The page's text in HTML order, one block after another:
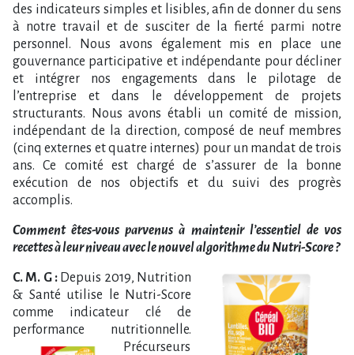
des indicateurs simples et lisibles, afin de donner du sens
à notre travail et de susciter de la fierté parmi notre
personnel. Nous avons également mis en place une
gouvernance participative et indépendante pour décliner
et intégrer nos engagements dans le pilotage de
l’entreprise et dans le développement de projets
structurants. Nous avons établi un comité de mission,
indépendant de la direction, composé de neuf membres
(cinq externes et quatre internes) pour un mandat de trois
ans. Ce comité est chargé de s’assurer de la bonne
exécution de nos objectifs et du suivi des progrès
accomplis.
Comment êtes-vous parvenus à maintenir l’essentiel de vos
recettes à leur niveau avec le nouvel algorithme du Nutri-Score ?
C. M. G : Depuis 2019, Nutrition
& Santé utilise le Nutri-Score
comme indicateur clé de
performance nutritionnelle.
Précurseurs